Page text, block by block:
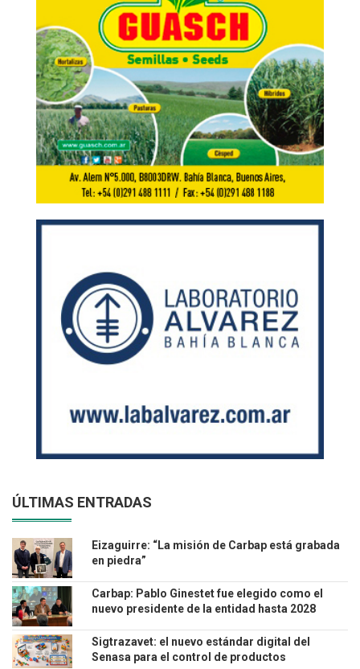
ÚLTIMAS ENTRADAS
Eizaguirre: “La misión de Carbap está grabada
en piedra”
Carbap: Pablo Ginestet fue elegido como el
nuevo presidente de la entidad hasta 2028
Sigtrazavet: el nuevo estándar digital del
Senasa para el control de productos